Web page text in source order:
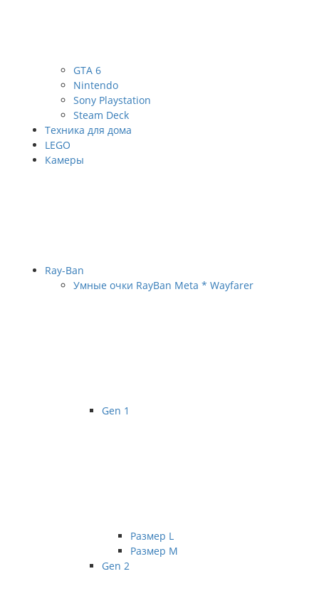
GTA 6
Nintendo
Sony Playstation
Steam Deck
Техника для дома
LEGO
Камеры
Ray-Ban
Умные очки RayBan Meta * Wayfarer
Gen 1
Размер L
Размер М
Gen 2